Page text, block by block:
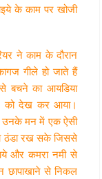
के काम पर खोजी
ने काम के दौरान
गीले हो जाते हैं
बचने का आयडिया
को देख कर आया।
उनके मन में एक ऐसी
ठंडा रख सके जिससे
और कमरा नमी से
छापाखाने से निकल